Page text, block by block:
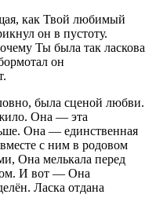
как Твой любимый
он в пустоту.
Ты была так ласкова
он
была сценой любви.
Она — эта
Она — единственная
с ним в родовом
Она мелькала перед
И вот — Она
Ласка отдана